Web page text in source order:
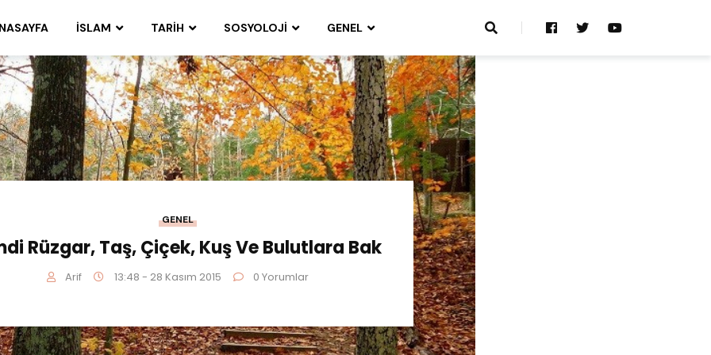
İSLAM TARIH SOSYOLOJI GENEL
GENEL
Rüzgar, Taş, Çiçek, Kuş Ve Bulutlara Bak
Arif 13:48 - 28 Kasım 2015 0 Yorumlar